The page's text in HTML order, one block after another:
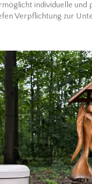
individuelle und
Verpflichtung zur